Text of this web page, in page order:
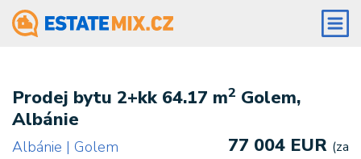
Prodej bytu 2+kk 64.17 m2 Golem,
Albánie
Albánie | Golem 77 004 EUR (za